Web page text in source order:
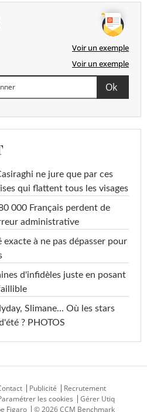
Voir un exemple
Voir un exemple
ne jure que par ces
qui flattent tous les visages
000 Français perdent de
administrative
à ne pas dépasser pour
d'infidèles juste en posant
Slimane... Où les stars
? PHOTOS
Publicité
Recrutement
les cookies
Gérer Utiq
Figaro © 2026 CCM Benchmark